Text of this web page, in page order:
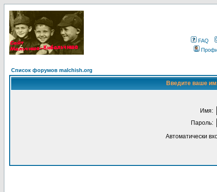
FAQ
Список форумов malchish.org
Введите ваше
Имя:
Пароль:
Автоматически